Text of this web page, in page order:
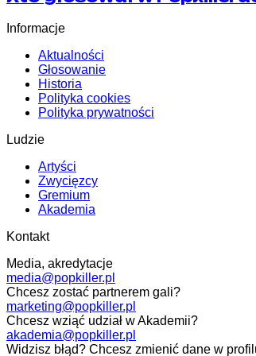
Informacje
Aktualności
Głosowanie
Historia
Polityka cookies
Polityka prywatności
Ludzie
Artyści
Zwycięzcy
Gremium
Akademia
Kontakt
Media, akredytacje
media@popkiller.pl
Chcesz zostać partnerem gali?
marketing@popkiller.pl
Chcesz wziąć udział w Akademii?
akademia@popkiller.pl
Widzisz błąd? Chcesz zmienić dane w